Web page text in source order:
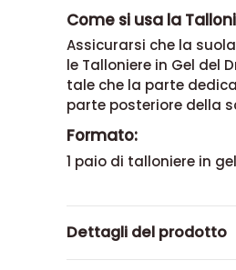
Come si usa la
Assicurarsi che la
le Talloniere in Gel del
tale che la parte
parte posteriore della
Formato:
1 paio di talloniere in
Dettagli del prodotto